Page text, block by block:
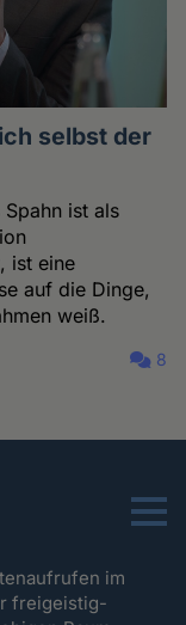
selbst der
ist als
ist eine
auf die Dinge,
weiß.
8
Menu
im
freigeistig-